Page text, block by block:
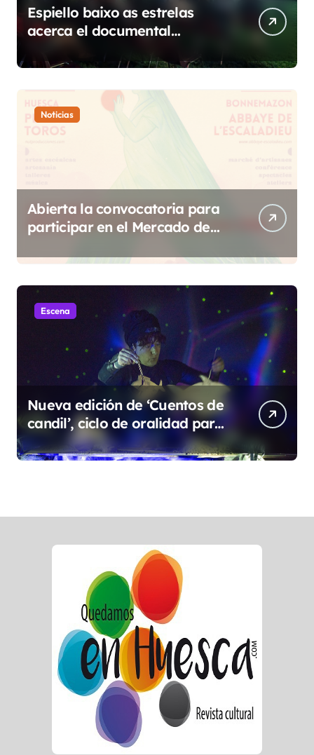
Espiello baixo as estrelas
acerca el documental
etnográfico a 14 localidades
de Sobrarbe
Noticias
Abierta la convocatoria para
participar en el Mercado de
Escena
Nueva edición de ‘Cuentos de
candil’, ciclo de oralidad para
la microrruralidad de la Hoya